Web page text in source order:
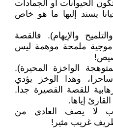
الحيوانات أو الجمادات
يسند إليها ما هو خاص
والإيهام). فالقصة
موجية ملمحة موهمة ليس
الواخزة المحيرة).
وهذا الوخز يؤدي
للقصة القصيرة جدا.
إياها.
لا يصف العادي من
غريب مثير!